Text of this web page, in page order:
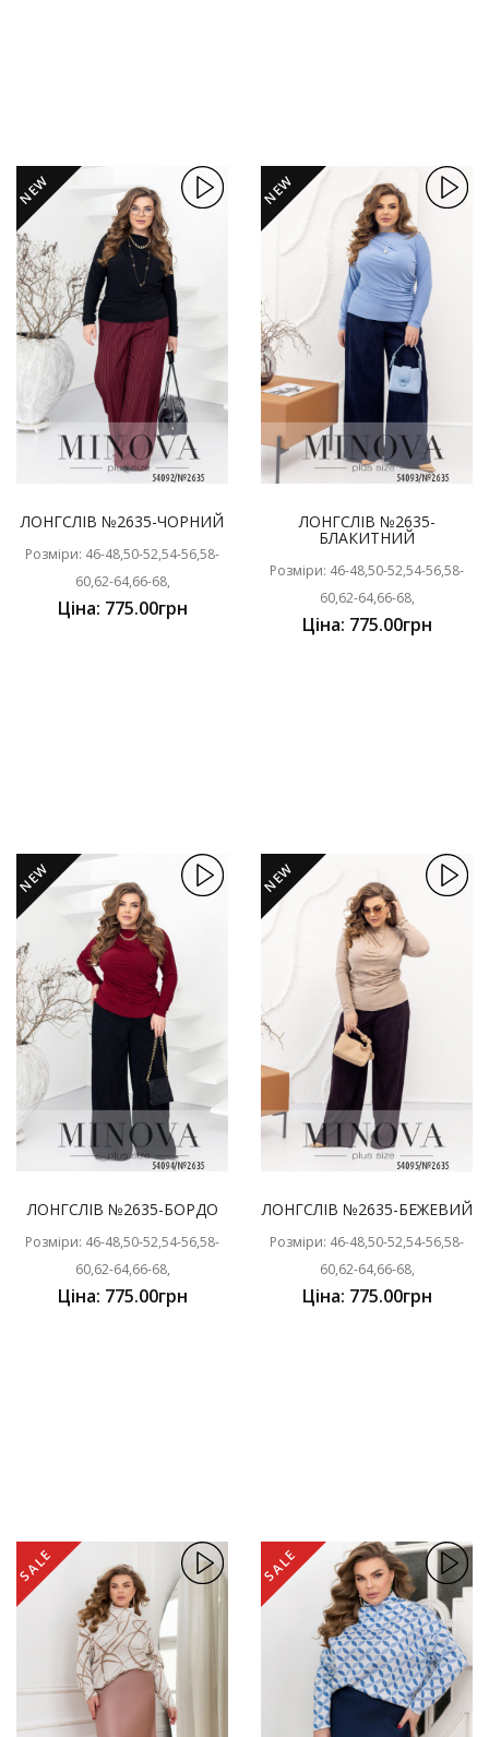
NEW
ЛОНГСЛІВ №2635-ЧОРНИЙ
Розміри: 46-48,50-52,54-56,58-
60,62-64,66-68,
Ціна: 775.00грн
NEW
ЛОНГСЛІВ №2635-
БЛАКИТНИЙ
Розміри: 46-48,50-52,54-56,58-
60,62-64,66-68,
Ціна: 775.00грн
NEW
ЛОНГСЛІВ №2635-БОРДО
Розміри: 46-48,50-52,54-56,58-
60,62-64,66-68,
Ціна: 775.00грн
NEW
ЛОНГСЛІВ №2635-БЕЖЕВИЙ
Розміри: 46-48,50-52,54-56,58-
60,62-64,66-68,
Ціна: 775.00грн
SALE SALE